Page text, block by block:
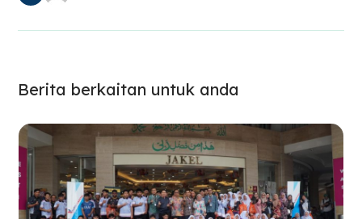
Berita berkaitan untuk anda